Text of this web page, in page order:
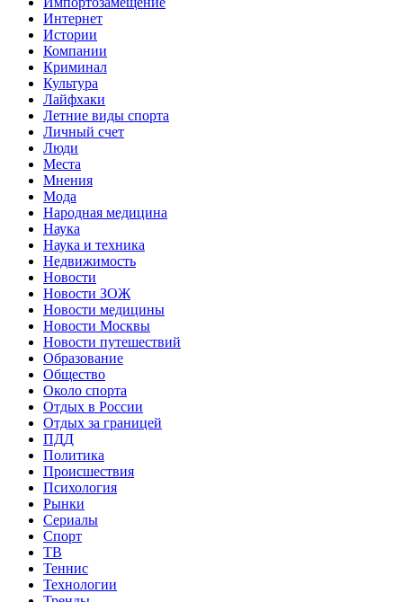
Интернет
Истории
Компании
Криминал
Культура
Лайфхаки
Летние виды спорта
Личный счет
Люди
Места
Мнения
Мода
Народная медицина
Наука
Наука и техника
Недвижимость
Новости
Новости ЗОЖ
Новости медицины
Новости Москвы
Новости путешествий
Образование
Общество
Около спорта
Отдых в России
Отдых за границей
ПДД
Политика
Происшествия
Психология
Рынки
Сериалы
Спорт
ТВ
Теннис
Технологии